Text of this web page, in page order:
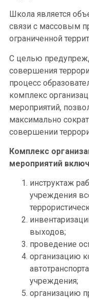
Школа является
связи с массовым
ограниченной
С целью
совершения
процесс
комплекс
мероприятий,
максимально
совершении
Комплекс
мероприятий
инструктаж
учреждения
выходов;
проведение
организацию
учреждения;
организацию